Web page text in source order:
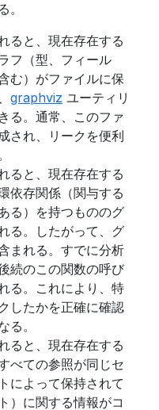
。
ると、現在存在する
フ（型、フィール
む）がファイルに保
graphviz ユーティリ
る。通常、このファ
され、リークを便利
ると、現在存在する
依存関係（関与する
る）を持つもののグ
る。したがって、グ
まれる。すでに分析
続のこの関数の呼び
る。これにより、特
したかを正確に確認
る。
ると、現在存在する
べての参照が同じセ
によって保持されて
）に関する情報がコ